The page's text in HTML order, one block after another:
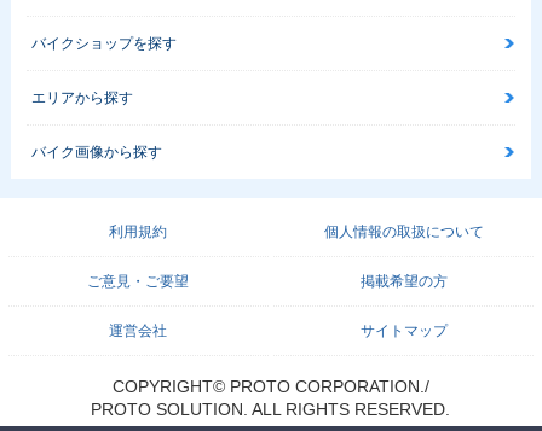
バイクショップを探す
エリアから探す
バイク画像から探す
利用規約 個人情報の取扱について
ご意見・ご要望 掲載希望の方
運営会社 サイトマップ
COPYRIGHT© PROTO CORPORATION./
PROTO SOLUTION. ALL RIGHTS RESERVED.